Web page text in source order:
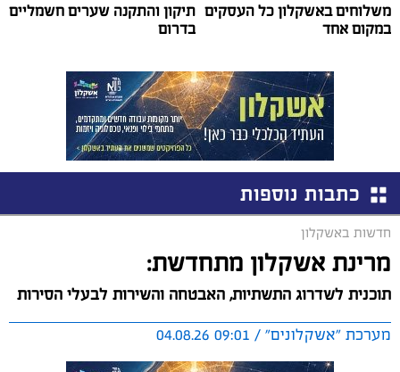
משלוחים באשקלון כל העסקים
במקום אחד
תיקון והתקנה שערים חשמליים
בדרום
כתבות נוספות
חדשות באשקלון
מרינת אשקלון מתחדשת:
תוכנית לשדרוג התשתיות, האבטחה והשירות לבעלי הסירות
מערכת "אשקלונים" / 09:01 04.08.26